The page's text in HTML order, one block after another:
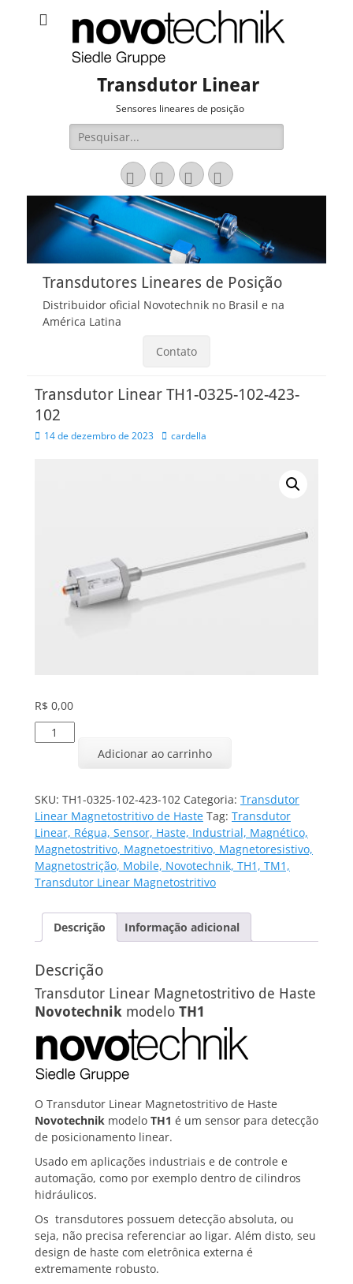
Transdutor Linear
Sensores lineares de posição
Pesquisar
por:
EmailLinkedIn
Website
Fone
Transdutores Lineares de Posição
Distribuidor oficial Novotechnik no Brasil e na
América Latina
Contato
Transdutor Linear TH1-0325-102-423-
102
Posted
14 de dezembro de 2023 Autor
cardella
R$ 0,00
Transdutor
Linear
102-
423-
102
quantidade
Adicionar ao carrinho
SKU: TH1-0325-102-423-102 Categoria: Transdutor
Linear Magnetostritivo de Haste Tag: Transdutor
Linear, Régua, Sensor, Haste, Industrial, Magnético,
Magnetostritivo, Magnetoestritivo, Magnetoresistivo,
Magnetostrição, Mobile, Novotechnik, TH1, TM1,
Transdutor Linear Magnetostritivo
Descrição Informação adicional
Descrição
Transdutor Linear Magnetostritivo de Haste
Novotechnik modelo TH1
O Transdutor Linear Magnetostritivo de Haste
Novotechnik modelo TH1 é um sensor para detecção
de posicionamento linear.
Usado em aplicações industriais e de controle e
automação, como por exemplo dentro de cilindros
hidráulicos.
Os transdutores possuem detecção absoluta, ou
seja, não precisa referenciar ao ligar. Além disto, seu
design de haste com eletrônica externa é
extremamente robusto.